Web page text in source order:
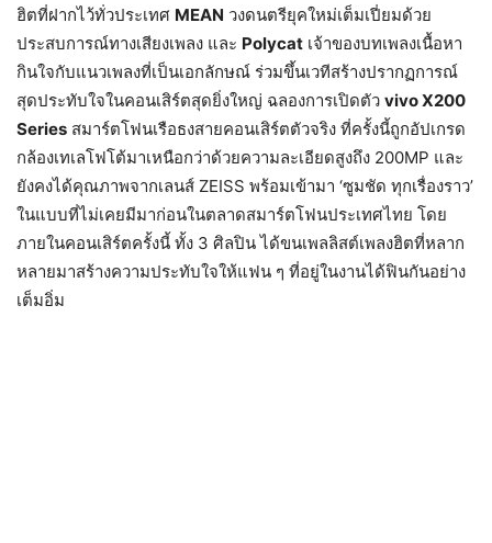
ฮิตที่ฝากไว้ทั่วประเทศ MEAN วงดนตรียุคใหม่เต็มเปี่ยมด้วย
ประสบการณ์ทางเสียงเพลง และ Polycat เจ้าของบทเพลงเนื้อหา
กินใจกับแนวเพลงที่เป็นเอกลักษณ์ ร่วมขึ้นเวทีสร้างปรากฏการณ์
สุดประทับใจในคอนเสิร์ตสุดยิ่งใหญ่ ฉลองการเปิดตัว vivo X200
Series สมาร์ตโฟนเรือธงสายคอนเสิร์ตตัวจริง ที่ครั้งนี้ถูกอัปเกรด
กล้องเทเลโฟโต้มาเหนือกว่าด้วยความละเอียดสูงถึง 200MP และ
ยังคงได้คุณภาพจากเลนส์ ZEISS พร้อมเข้ามา ‘ซูมชัด ทุกเรื่องราว’
ในแบบที่ไม่เคยมีมาก่อนในตลาดสมาร์ตโฟนประเทศไทย โดย
ภายในคอนเสิร์ตครั้งนี้ ทั้ง 3 ศิลปิน ได้ขนเพลลิสต์เพลงฮิตที่หลาก
หลายมาสร้างความประทับใจให้แฟน ๆ ที่อยู่ในงานได้ฟินกันอย่าง
เต็มอิ่ม